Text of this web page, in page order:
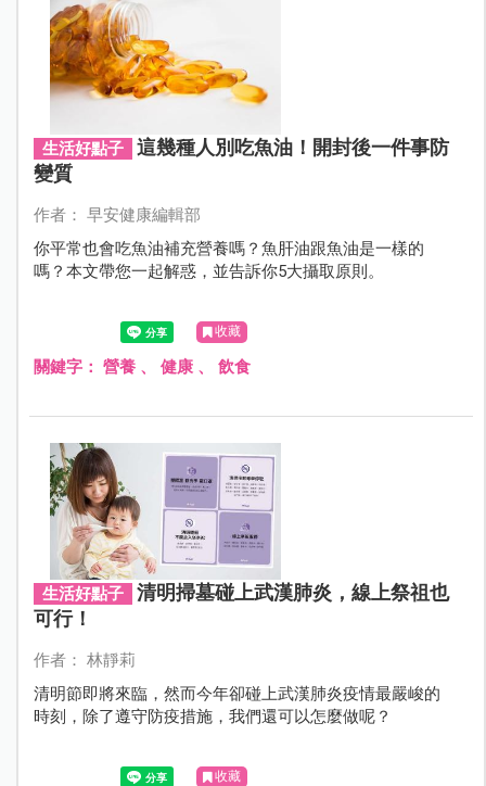
生活好點子
這幾種人別吃魚油！開封後一件事防
變質
作者： 早安健康編輯部
你平常也會吃魚油補充營養嗎？魚肝油跟魚油是一樣的
嗎？本文帶您一起解惑，並告訴你5大攝取原則。
收藏
關鍵字： 營養、 健康、 飲食
生活好點子
清明掃墓碰上武漢肺炎，線上祭祖也
可行！
作者： 林靜莉
清明節即將來臨，然而今年卻碰上武漢肺炎疫情最嚴峻的
時刻，除了遵守防疫措施，我們還可以怎麼做呢？
收藏